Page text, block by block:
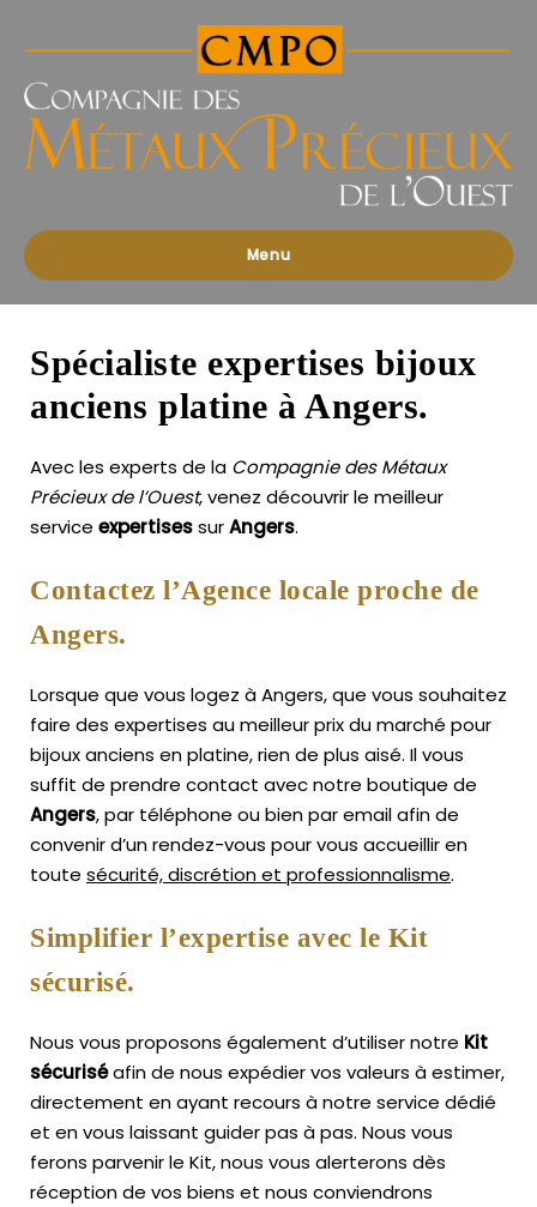
des
Précieux
l'Ouest
Menu
Spécialiste expertises bijoux
anciens platine à Angers.
Avec les experts de la Compagnie des Métaux
Précieux de l’Ouest, venez découvrir le meilleur
service expertisessurAngers.
Contactez l’Agence locale proche de
Angers.
Lorsque que vous logez à Angers, que vous souhaitez
faire des expertises au meilleur prix du marché pour
bijoux anciens en platine, rien de plus aisé. Il vous
suffit de prendre contact avec notre boutique de
Angers, par téléphone ou bien par email afin de
convenir d’un rendez-vous pour vous accueillir en
toute sécurité, discrétion et professionnalisme.
Simplifier l’expertise avec le Kit
sécurisé.
Nous vous proposons également d’utiliser notre Kit
sécuriséafin de nous expédier vos valeurs à estimer,
directement en ayant recours à notre service dédié
et en vous laissant guider pas à pas. Nous vous
ferons parvenir le Kit, nous vous alerterons dès
réception de vos biens et nous conviendrons